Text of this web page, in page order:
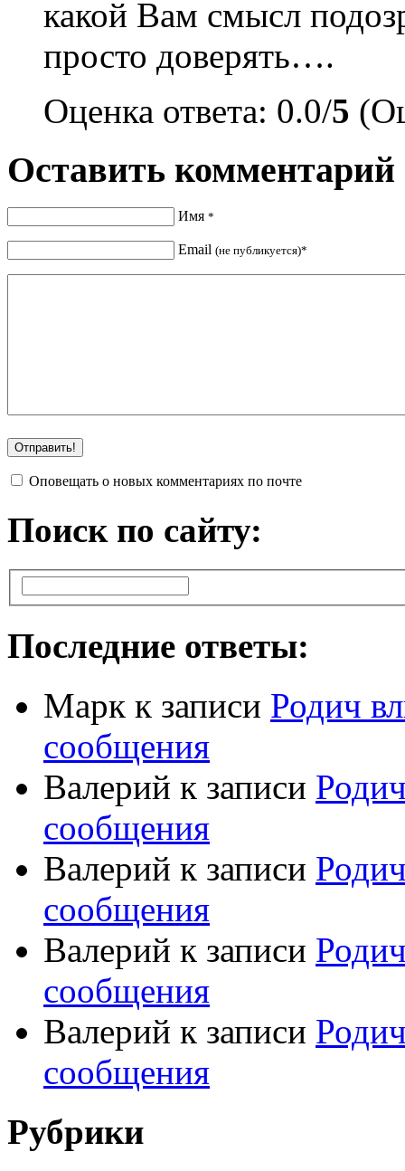
какой Вам смысл
просто доверять….
Оценка ответа: 0.0/5
Оставить комментарий
Имя *
Email (не публикуется)*
Оповещать о новых комментариях по почте
Поиск по сайту:
Последние ответы:
Марк к записи Родич
сообщения
Валерий к записи
сообщения
Валерий к записи
сообщения
Валерий к записи
сообщения
Валерий к записи
сообщения
Рубрики